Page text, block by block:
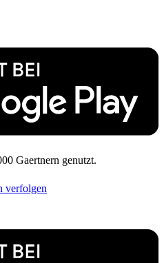
Gaertnern genutzt.
verfolgen